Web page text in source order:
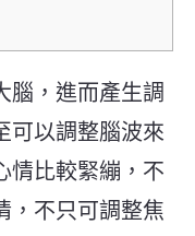
腦，進而產生調
可以調整腦波來
情比較緊繃，不
，不只可調整焦